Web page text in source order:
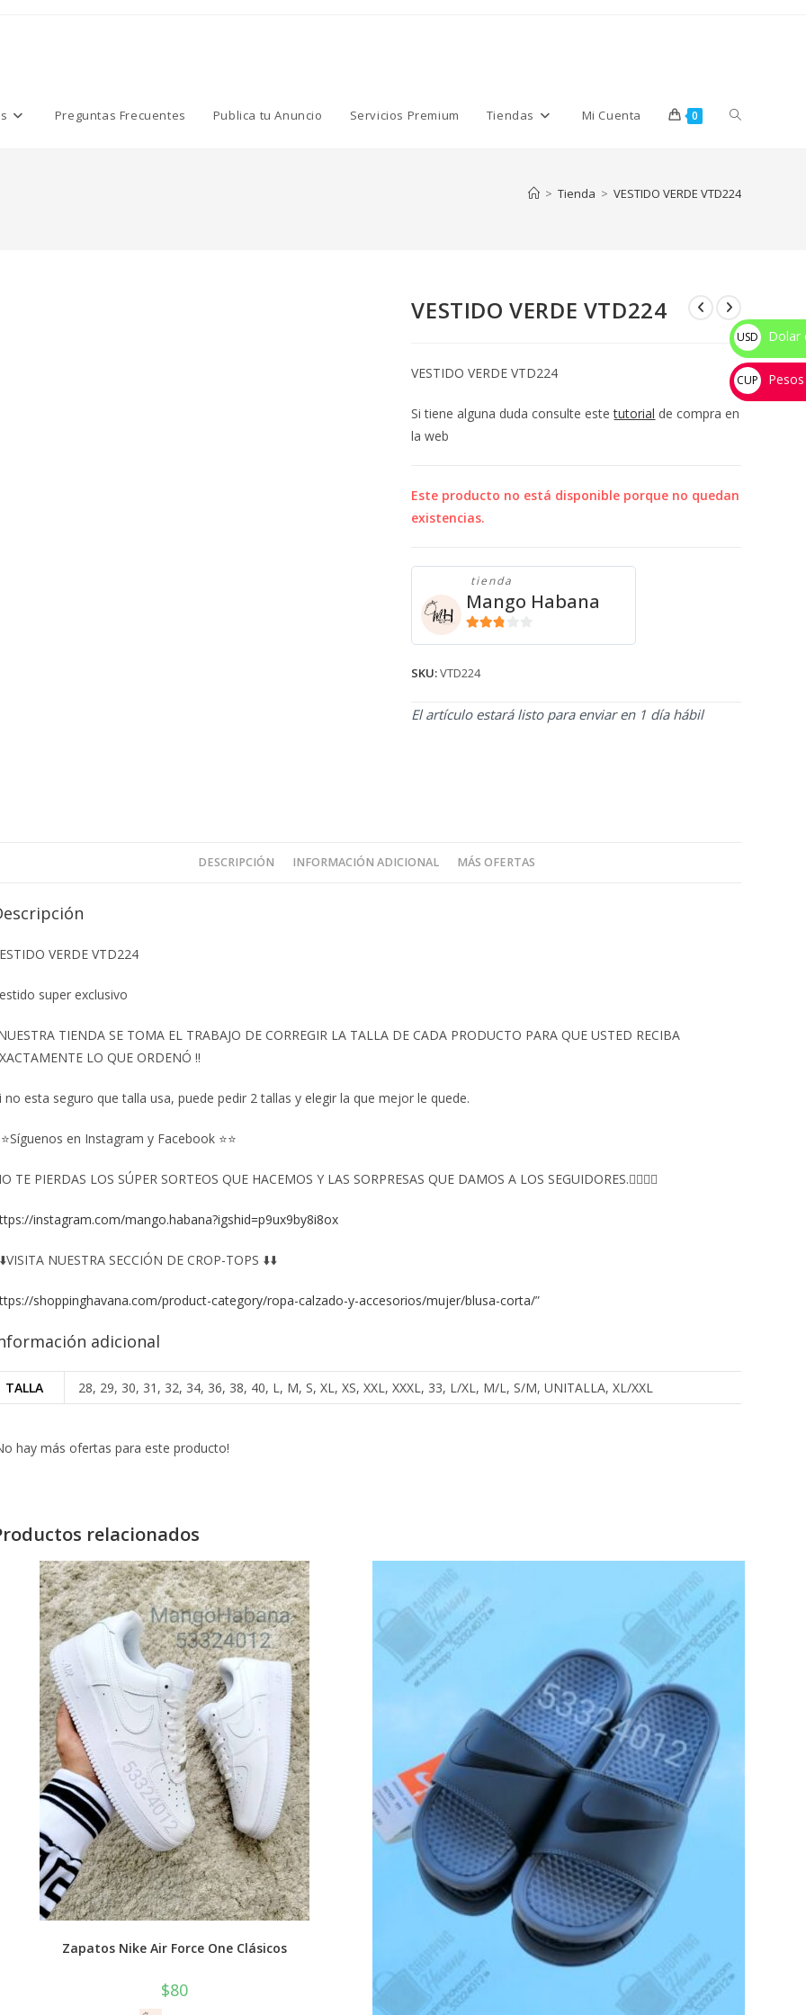
Preguntas Frecuentes Publica tu Anuncio Servicios Premium Tiendas Mi Cuenta 0 Alternar
la
web
> Tienda > VESTIDO VERDE VTD224
VESTIDO VERDE VTD224
VESTIDO VERDE VTD224
Si tiene alguna duda consulte estetutorial de compra en
la web
Este producto no está disponible porque no quedan
existencias.
tienda
Mango Habana
SKU:VTD224
El artículo estará listo para enviar en 1 día hábil
DESCRIPCIÓN INFORMACIÓN ADICIONAL MÁS OFERTAS
VERDE VTD224
super exclusivo
TIENDA SE TOMA EL TRABAJO DE CORREGIR LA TALLA DE CADA PRODUCTO PARA QUE USTED RECIBA
LO QUE ORDENÓ ‼️
no esta seguro que talla usa, puede pedir 2 tallas y elegir la que mejor le quede.
en Instagram y Facebook ⭐⭐
TE PIERDAS LOS SÚPER SORTEOS QUE HACEMOS Y LAS SORPRESAS QUE DAMOS A LOS SEGUIDORES.👇🏻👇🏻
instagram.com/mango.habana?igshid=p9ux9by8i8ox
NUESTRA SECCIÓN DE CROP-TOPS ⬇️⬇️
shoppinghavana.com/product-category/ropa-calzado-y-accesorios/mujer/blusa-corta/”
adicional
TALLA 28, 29, 30, 31, 32, 34, 36, 38, 40, L, M, S, XL, XS, XXL, XXXL, 33, L/XL, M/L, S/M, UNITALLA, XL/XXL
hay más ofertas para este producto!
relacionados
Zapatos Nike Air Force One Clásicos
$80
USD
$
Dolar
CUP
💰
Pesos